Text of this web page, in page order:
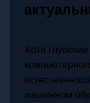
Хотя
машинном